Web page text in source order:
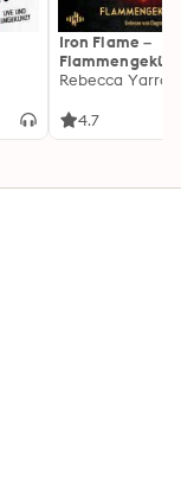
Iron Flame –
heißersehnte
Rebecca Yarros
4.7